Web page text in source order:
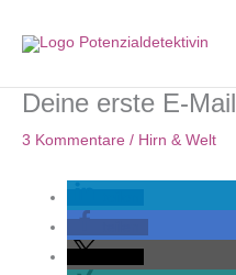
Inhalt
Deine erste E-Mail
3 Kommentare / Hirn & Welt